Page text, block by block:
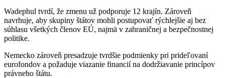
Wadephul tvrdí, že zmenu už podporuje 12 krajín. Zároveň
navrhuje, aby skupiny štátov mohli postupovať rýchlejšie aj bez
súhlasu všetkých členov EÚ, najmä v zahraničnej a bezpečnostnej
politike.
Nemecko zároveň presadzuje tvrdšie podmienky pri prideľovaní
eurofondov a požaduje viazanie financií na dodržiavanie princípov
právneho štátu.